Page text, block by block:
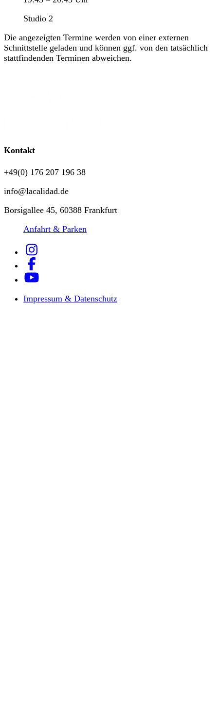
Studio 2
Die angezeigten Termine werden von einer externen
Schnittstelle geladen und können ggf. von den tatsächlich
stattfindenden Terminen abweichen.
Kontakt
+49(0) 176 207 196 38
info@lacalidad.de
Borsigallee 45, 60388 Frankfurt
Anfahrt & Parken
Impressum & Datenschutz